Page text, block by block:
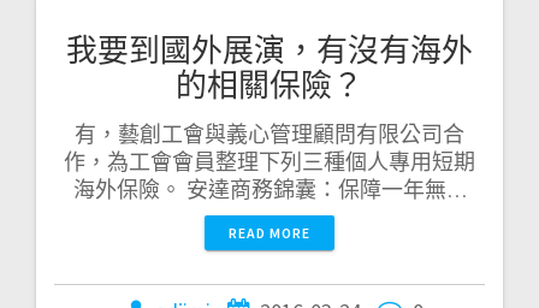
我要到國外展演，有沒有海外
的相關保險？
有，藝創工會與義心管理顧問有限公司合
作，為工會會員整理下列三種個人專用短期
海外保險。 安達商務錦囊：保障一年無…
READ MORE